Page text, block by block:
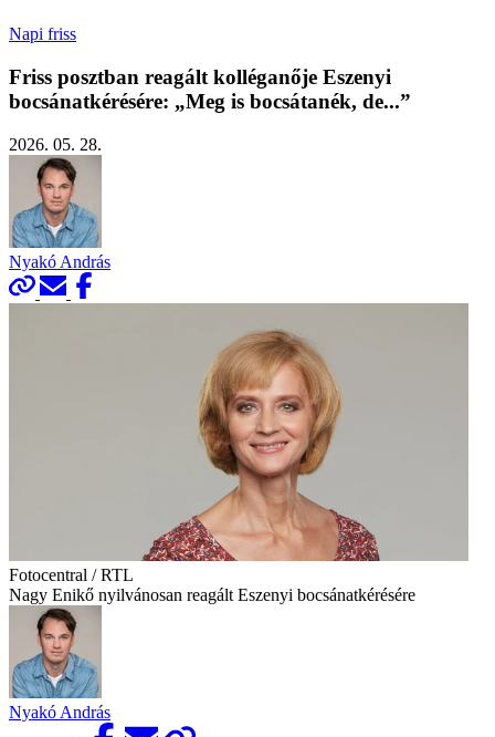
Napi friss
Friss posztban reagált kolléganője Eszenyi
bocsánatkérésére: „Meg is bocsátanék, de...”
2026. 05. 28.
Nyakó András
Fotocentral / RTL
Nagy Enikő nyilvánosan reagált Eszenyi bocsánatkérésére
Nyakó András